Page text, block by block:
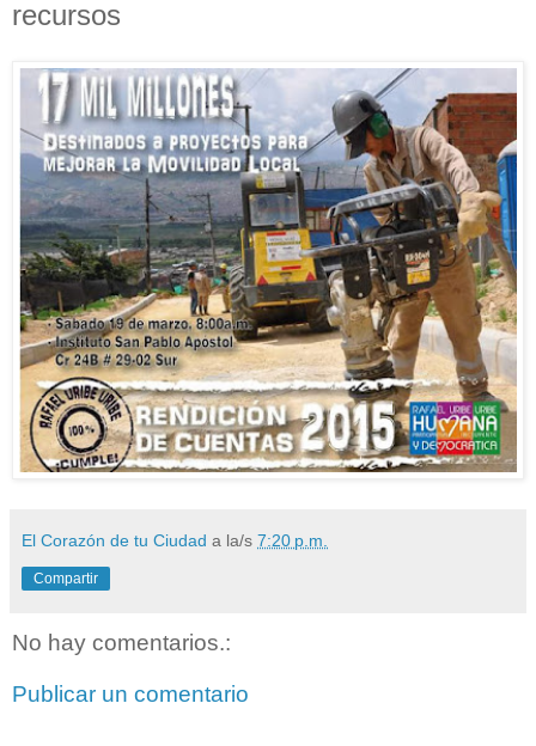
recursos
El Corazón de tu Ciudad a la/s 7:20 p.m.
Compartir
No hay comentarios.:
Publicar un comentario